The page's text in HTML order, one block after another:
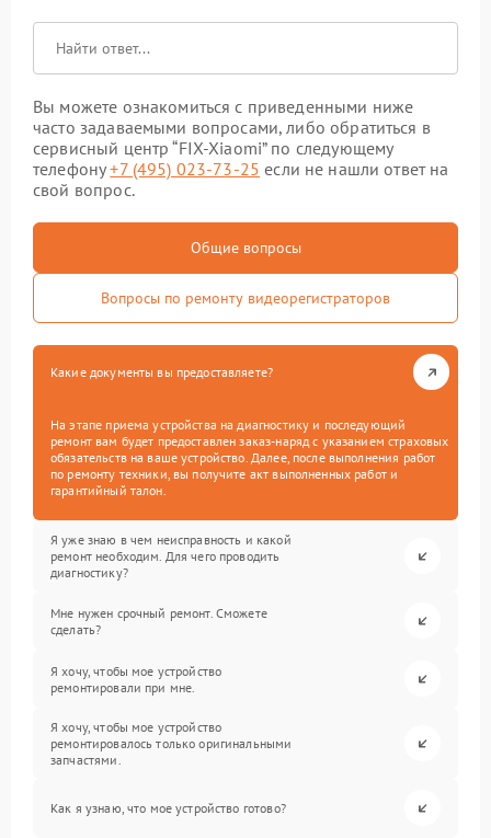
Вы можете ознакомиться с приведенными ниже
часто задаваемыми вопросами, либо обратиться в
сервисный центр “FIX-Xiaomi” по следующему
телефону+7 (495) 023-73-25 если не нашли ответ на
свой вопрос.
Общие вопросы
Вопросы по ремонту видеорегистраторов
Какие документы вы предоставляете?
На этапе приема устройства на диагностику и последующий
ремонт вам будет предоставлен заказ-наряд с указанием страховых
обязательств на ваше устройство. Далее, после выполнения работ
по ремонту техники, вы получите акт выполненных работ и
гарантийный талон.
Я уже знаю в чем неисправность и какой
ремонт необходим. Для чего проводить
диагностику?
Мне нужен срочный ремонт. Сможете
сделать?
Я хочу, чтобы мое устройство
ремонтировали при мне.
Я хочу, чтобы мое устройство
ремонтировалось только оригинальными
запчастями.
Как я узнаю, что мое устройство готово?